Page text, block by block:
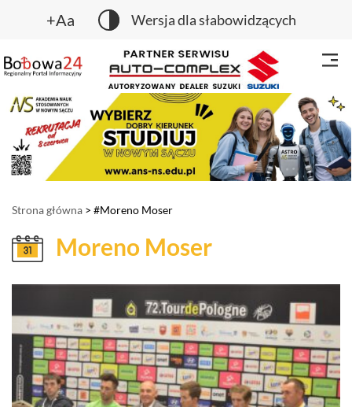
+Aa Wersja dla słabowidzących
Strona główna > #Moreno Moser
Moreno Moser